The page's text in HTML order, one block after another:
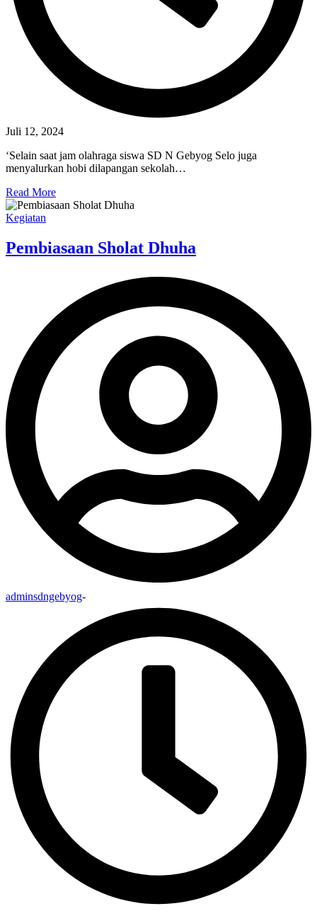
Juli 12, 2024
‘Selain saat jam olahraga siswa SD N Gebyog Selo juga
menyalurkan hobi dilapangan sekolah…
Read More
Kegiatan
Pembiasaan Sholat Dhuha
adminsdngebyog-